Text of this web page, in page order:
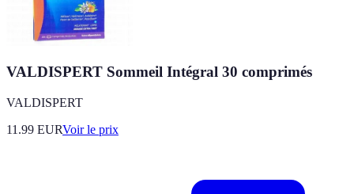
VALDISPERT Sommeil Intégral 30 comprimés
VALDISPERT
11.99 EURVoir le prix